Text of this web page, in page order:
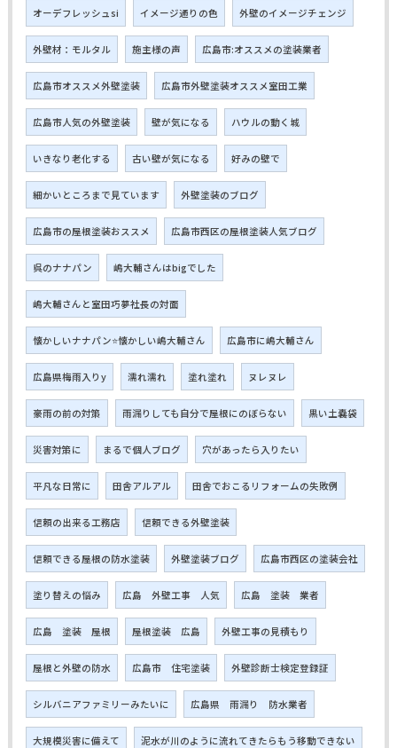
オーデフレッシュsi イメージ通りの色 外壁のイメージチェンジ
外壁材：モルタル 施主様の声 広島市:オススメの塗装業者
広島市オススメ外壁塗装 広島市外壁塗装オススメ室田工業
広島市人気の外壁塗装 壁が気になる ハウルの動く城
いきなり老化する 古い壁が気になる 好みの壁で
細かいところまで見ています 外壁塗装のブログ
広島市の屋根塗装おススメ 広島市西区の屋根塗装人気ブログ
呉のナナパン 嶋大輔さんはbigでした
嶋大輔さんと室田巧夢社長の対面
懐かしいナナパン⭐懐かしい嶋大輔さん 広島市に嶋大輔さん
広島県梅雨入りy 濡れ濡れ 塗れ塗れ ヌレヌレ
豪雨の前の対策 雨漏りしても自分で屋根にのぼらない 黒い土嚢袋
災害対策に まるで個人ブログ 穴があったら入りたい
平凡な日常に 田舎アルアル 田舎でおこるリフォームの失敗例
信頼の出来る工務店 信頼できる外壁塗装
信頼できる屋根の防水塗装 外壁塗装ブログ 広島市西区の塗装会社
塗り替えの悩み 広島 外壁工事 人気 広島 塗装 業者
広島 塗装 屋根 屋根塗装 広島 外壁工事の見積もり
屋根と外壁の防水 広島市 住宅塗装 外壁診断士検定登録証
シルバニアファミリーみたいに 広島県 雨漏り 防水業者
大規模災害に備えて 泥水が川のように流れてきたらもう移動できない